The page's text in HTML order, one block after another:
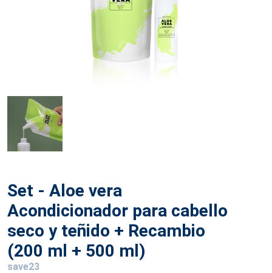
Set - Aloe vera
Acondicionador para cabello
seco y teñido + Recambio
(200 ml + 500 ml)
save23